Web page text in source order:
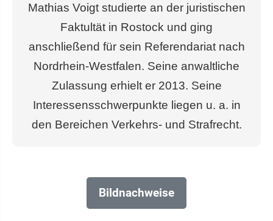
Mathias Voigt studierte an der juristischen
Faktultät in Rostock und ging
anschließend für sein Referendariat nach
Nordrhein-Westfalen. Seine anwaltliche
Zulassung erhielt er 2013. Seine
Interessensschwerpunkte liegen u. a. in
den Bereichen Verkehrs- und Strafrecht.
Bildnachweise